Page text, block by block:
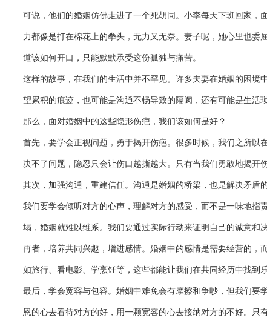
可说，他们的婚姻仿佛走进了一个死胡同。小李每天下班回家
力都像是打在棉花上的拳头，无力又无奈。妻子呢，她心里也
道该如何开口，只能默默承受这份孤独与痛苦。
这样的故事，在我们的生活中并不罕见。许多夫妻在婚姻的困
望累积的痕迹，也可能是沟通不畅导致的隔阂，还有可能是生活
那么，面对婚姻中的这些隐形伤疤，我们该如何是好？
首先，要学会正视问题，勇于揭开伤疤。很多时候，我们之所
决不了问题，隐忍只会让伤口越撕越大。只有当我们勇敢地揭开
其次，加强沟通，重建信任。沟通是婚姻的桥梁，也是解决矛盾
我们要学会倾听对方的心声，理解对方的感受，而不是一味地
塌，婚姻就难以维系。我们要通过实际行动来证明自己的诚意和
再者，培养共同兴趣，增进感情。婚姻中的感情是需要经营的
如旅行、看电影、学烹饪等，这些都能让我们在共同经历中找到
最后，学会宽容与包容。婚姻中难免会有摩擦和争吵，但我们
恩的心去看待对方的好，用一颗宽容的心去接纳对方的不好。只